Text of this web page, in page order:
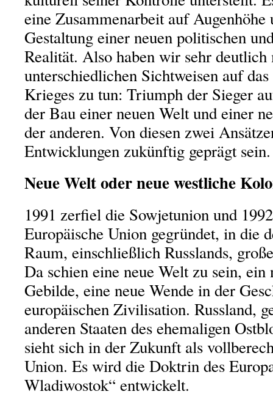
eine Zusammenarbeit auf Augenhöhe
Gestaltung einer neuen politischen
Realität. Also haben wir sehr
unterschiedlichen Sichtweisen auf
Krieges zu tun: Triumph der Sieger
der Bau einer neuen Welt und einer
der anderen. Von diesen zwei
Entwicklungen zukünftig geprägt sein.
Neue Welt oder neue westliche
1991 zerfiel die Sowjetunion und
Europäische Union gegründet, in die
Raum, einschließlich Russlands,
Da schien eine neue Welt zu sein, ein
Gebilde, eine neue Wende in der
europäischen Zivilisation. Russland,
anderen Staaten des ehemaligen
sieht sich in der Zukunft als
Union. Es wird die Doktrin des
Wladiwostok“ entwickelt.